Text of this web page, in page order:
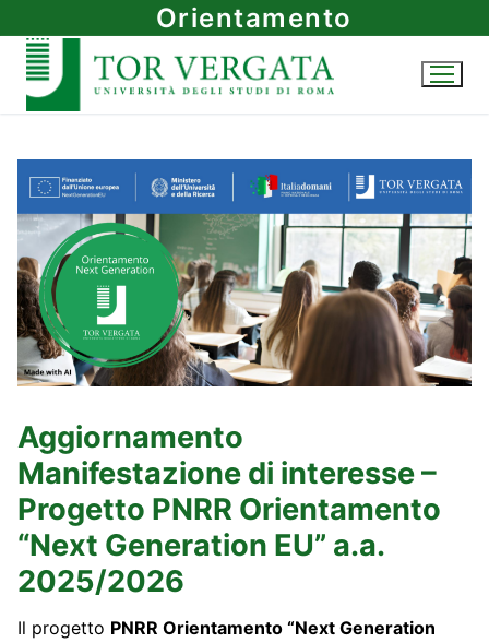
al
contenuto
Orientamento
Aggiornamento
Manifestazione di interesse –
Progetto PNRR Orientamento
“Next Generation EU” a.a.
2025/2026
Il progetto PNRR Orientamento “Next Generation